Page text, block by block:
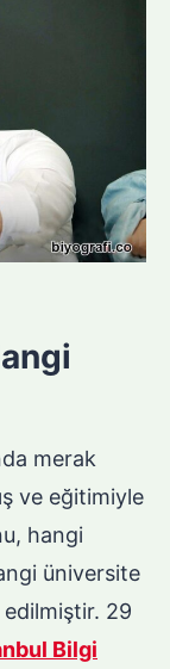
merak
ve eğitimiyle
hangi
üniversite
29
Bilgi